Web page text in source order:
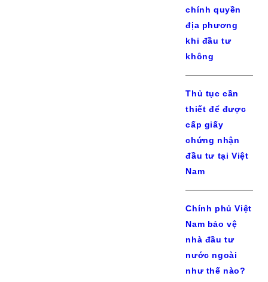
chính quyền
địa phương
khi đầu tư
không
Thủ tục cần
thiết để được
cấp giấy
chứng nhận
đầu tư tại Việt
Nam
Chính phủ Việt
Nam bảo vệ
nhà đầu tư
nước ngoài
như thế nào?